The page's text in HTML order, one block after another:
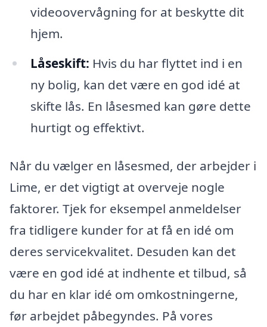
videoovervågning for at beskytte dit
hjem.
Låseskift: Hvis du har flyttet ind i en
ny bolig, kan det være en god idé at
skifte lås. En låsesmed kan gøre dette
hurtigt og effektivt.
Når du vælger en låsesmed, der arbejder i
Lime, er det vigtigt at overveje nogle
faktorer. Tjek for eksempel anmeldelser
fra tidligere kunder for at få en idé om
deres servicekvalitet. Desuden kan det
være en god idé at indhente et tilbud, så
du har en klar idé om omkostningerne,
før arbejdet påbegyndes. På vores